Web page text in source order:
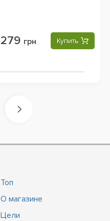
279 грн Купить
Топ
О магазине
Цели